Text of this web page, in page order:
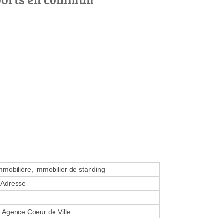
Immobilier de standing
Agence Coeur de Ville